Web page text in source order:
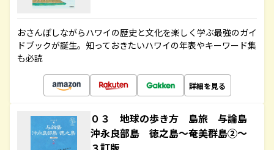
おさんぽしながらハワイの歴史と文化を楽しく学ぶ最強のガイ
ドブックが誕生。知っておきたいハワイの年表やキーワード集
も必読
詳細を見る
０３ 地球の歩き方 島旅 与論島
沖永良部島 徳之島～奄美群島②～